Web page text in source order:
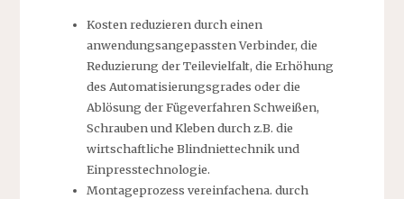
Kosten reduzieren durch einen
anwendungsangepassten Verbinder, die
Reduzierung der Teilevielfalt, die Erhöhung
des Automatisierungsgrades oder die
Ablösung der Fügeverfahren Schweißen,
Schrauben und Kleben durch z.B. die
wirtschaftliche Blindniettechnik und
Einpresstechnologie.
Montageprozess vereinfachena. durch